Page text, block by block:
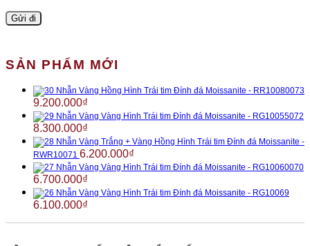
SẢN PHẨM MỚI
Nhẫn Vàng Hồng Hình Trái tim Đính đá Moissanite - RR10080073
9.200.000₫
Nhẫn Vàng Vàng Hình Trái tim Đính đá Moissanite - RG10055072
8.300.000₫
Nhẫn Vàng Trắng + Vàng Hồng Hình Trái tim Đính đá Moissanite -
RWR10071 6.200.000₫
Nhẫn Vàng Vàng Hình Trái tim Đính đá Moissanite - RG10060070
6.700.000₫
Nhẫn Vàng Vàng Hình Trái tim Đính đá Moissanite - RG10069
6.100.000₫